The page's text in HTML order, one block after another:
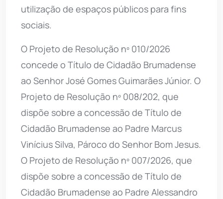
utilização de espaços públicos para fins
sociais.
O Projeto de Resolução nº 010/2026
concede o Título de Cidadão Brumadense
ao Senhor José Gomes Guimarães Júnior. O
Projeto de Resolução nº 008/202, que
dispõe sobre a concessão de Título de
Cidadão Brumadense ao Padre Marcus
Vinícius Silva, Pároco do Senhor Bom Jesus.
O Projeto de Resolução nº 007/2026, que
dispõe sobre a concessão de Título de
Cidadão Brumadense ao Padre Alessandro